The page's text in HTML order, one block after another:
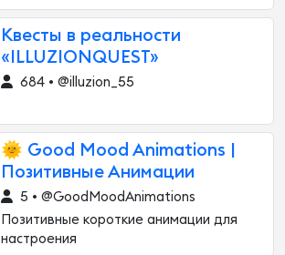
Квесты в реальности
«ILLUZIONQUEST»
684 • @illuzion_55
🌞 Good Mood Animations |
Позитивные Анимации
5 • @GoodMoodAnimations
Позитивные короткие анимации для
настроения